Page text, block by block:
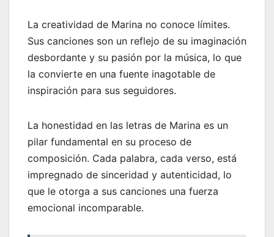
La creatividad de Marina no conoce límites.
Sus canciones son un reflejo de su imaginación
desbordante y su pasión por la música, lo que
la convierte en una fuente inagotable de
inspiración para sus seguidores.
La honestidad en las letras de Marina es un
pilar fundamental en su proceso de
composición. Cada palabra, cada verso, está
impregnado de sinceridad y autenticidad, lo
que le otorga a sus canciones una fuerza
emocional incomparable.